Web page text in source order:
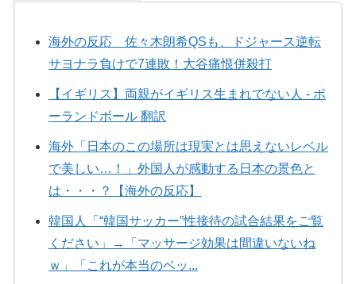
海外の反応 佐々木朗希QSも、ドジャース逆転
サヨナラ負けで7連敗！大谷痛恨併殺打
【イギリス】両親がイギリス生まれでない人 - ポ
ーランドボール 翻訳
海外「日本のこの場所は現実とは思えないレベル
で美しい…！」外国人が感動する日本の景色と
は・・・？【海外の反応】
韓国人「“韓国サッカー”性接待の試合結果をご覧
ください」→「マッサージ効果は間違いないね
ｗ」「これが本当のベッ...